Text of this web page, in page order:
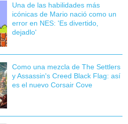
Una de las habilidades más
icónicas de Mario nació como un
error en NES: 'Es divertido,
dejadlo'
Como una mezcla de The Settlers
y Assassin's Creed Black Flag: así
es el nuevo Corsair Cove